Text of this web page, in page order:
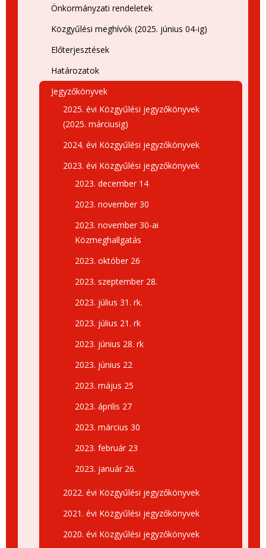
Önkormányzati rendeletek
Közgyűlési meghívók (2025. június 04-ig)
Előterjesztések
Határozatok
Jegyzőkönyvek
2025. évi Közgyűlési jegyzőkönyvek
(2025. márciusig)
2024. évi Közgyűlési jegyzőkönyvek
2023. évi Közgyűlési jegyzőkönyvek
2023. december 14
2023. november 30
2023. november 30-ai
Közmeghallgatás
2023. október 26
2023. szeptember 28.
2023. július 31. rk.
2023. július 21. rk
2023. június 28. rk
2023. június 22
2023. május 25
2023. április 27
2023. március 30
2023. február 23
2023. január 26.
2022. évi Közgyűlési jegyzőkönyvek
2021. évi Közgyűlési jegyzőkönyvek
2020. évi Közgyűlési jegyzőkönyvek